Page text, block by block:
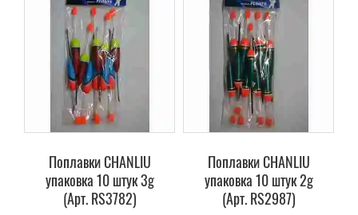
Поплавки CHANLIU
упаковка 10 штук 3g
(Арт. RS3782)
Поплавки CHANLIU
упаковка 10 штук 2g
(Арт. RS2987)